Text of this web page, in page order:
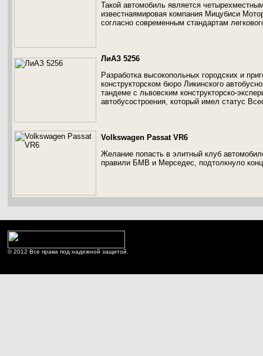
Такой автомобиль является
известнаямировая компания Мицубиси
согласно современным стандартам
ЛиАЗ 5256
Разработка высокопольных городских и
конструкторском бюро Ликинского
тандеме с львовским конструкторско-
автобусостроения, который имел статус
Volkswagen Passat VR6
Желание попасть в элитный клуб
правили БМВ и Мерседес, подтолкнуло
© 2012 Все права под надежной защитой.